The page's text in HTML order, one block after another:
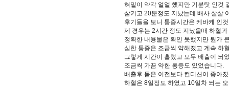
혀밑이 약각 얼얼 했지만 기분탓 인것
삼키고 20분정도 지났는데 배사 살살
후기들을 보니 통증시간은 케바케 인
제 경우는 2시간 정도 지났을때 하혈
정확한 내용물은 확인 못했지만 뭔가
심한 통증은 조금씩 약해졌고 계속 하
그렇게 시간이 흘렀고 모두 배출이 되
조금씩 가끔 약한 통증도 있었습니다.
배출후 몸은 이전보다 컨디션이 좋아
하혈은 8일정도 하였고 10일차 되는